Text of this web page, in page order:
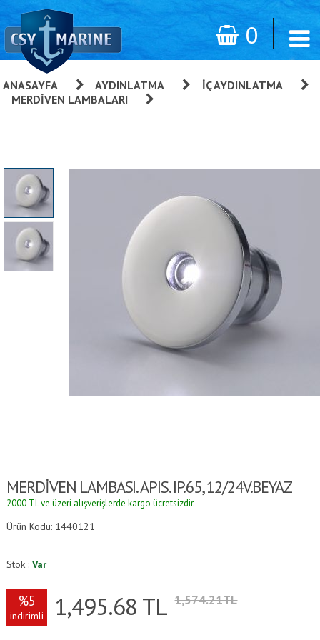
0
ANASAYFA »AYDINLATMA
İÇ AYDINLATMA
MERDIVEN LAMBALARI
MERDİVEN LAMBASI. APIS. IP.65, 12/24V.BEYAZ
2000 TL ve üzeri alışverişlerde kargo ücretsizdir.
Ürün Kodu: 1440121
Stok :Var
%5
indirimli 1,495.68 TL 1,574.21TL